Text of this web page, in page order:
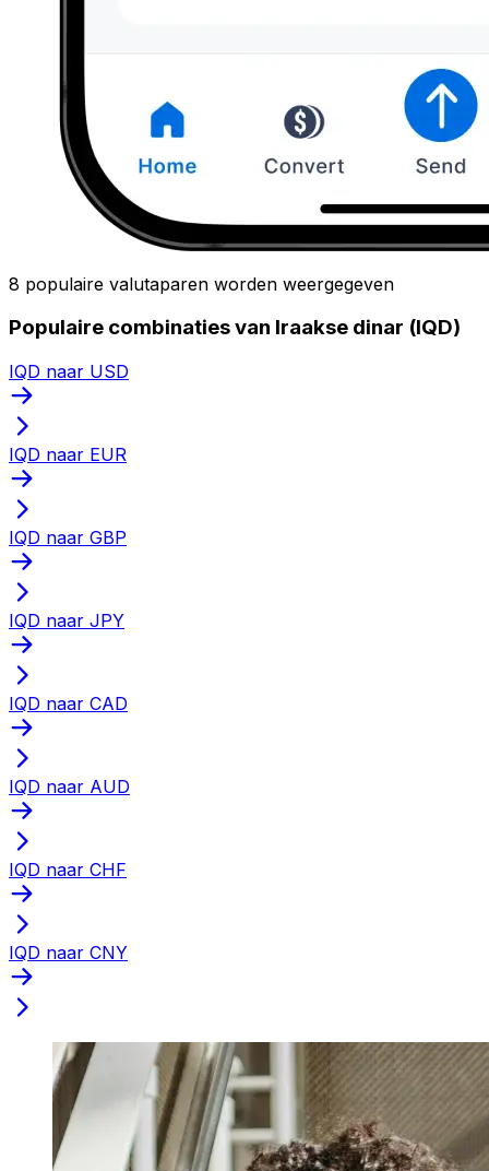
8 populaire valutaparen worden weergegeven
Populaire combinaties van Iraakse dinar (IQD)
IQD naar USD
IQD naar EUR
IQD naar GBP
IQD naar JPY
IQD naar CAD
IQD naar AUD
IQD naar CHF
IQD naar CNY